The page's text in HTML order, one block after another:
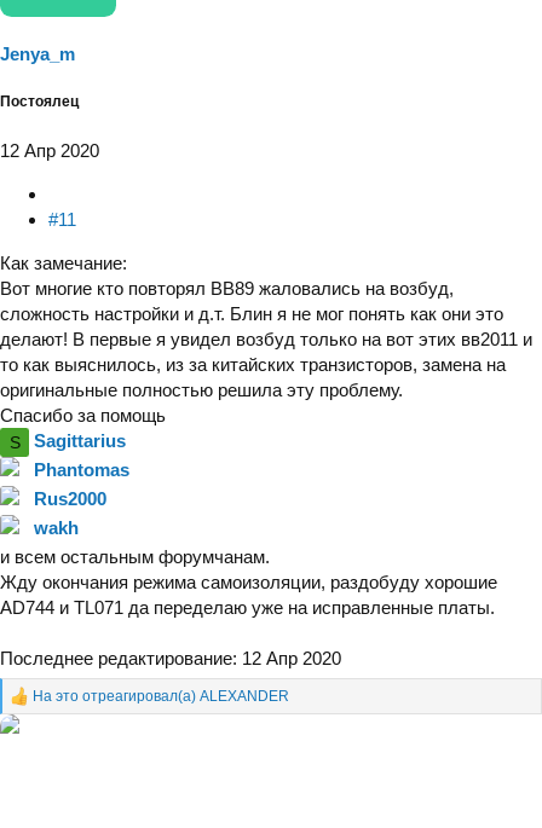
Jenya_m
Постоялец
12 Апр 2020
#11
Как замечание:
Вот многие кто повторял ВВ89 жаловались на возбуд,
сложность настройки и д.т. Блин я не мог понять как они это
делают! В первые я увидел возбуд только на вот этих вв2011 и
то как выяснилось, из за китайских транзисторов, замена на
оригинальные полностью решила эту проблему.
Спасибо за помощь
S
Sagittarius
Phantomas
Rus2000
wakh
и всем остальным форумчанам.
Жду окончания режима самоизоляции, раздобуду хорошие
AD744 и TL071 да переделаю уже на исправленные платы.
Последнее редактирование: 12 Апр 2020
Р
е
На это отреагировал(а) ALEXANDER